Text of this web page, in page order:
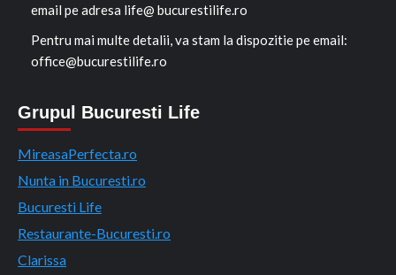
email pe adresa life@ bucurestilife.ro
Pentru mai multe detalii, va stam la dispozitie pe email:
office@bucurestilife.ro
Grupul Bucuresti Life
MireasaPerfecta.ro
Nunta in Bucuresti.ro
Bucuresti Life
Restaurante-Bucuresti.ro
Clarissa